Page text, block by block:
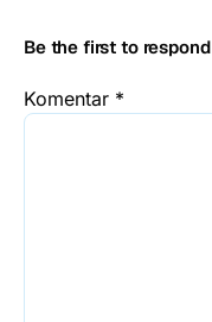
Be the first to respond
Komentar *